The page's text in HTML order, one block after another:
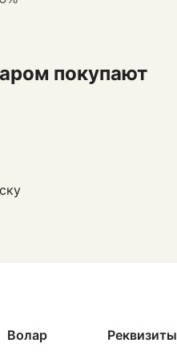
покупают
Волар Реквизиты